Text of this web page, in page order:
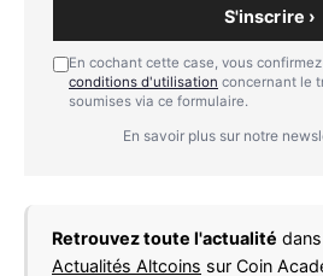
S'inscrire ›
En cochant cette case, vous
conditions d'utilisation concernant le
soumises via ce formulaire.
En savoir plus sur notre
Retrouvez toute l'actualité
Actualités Altcoins sur Coin